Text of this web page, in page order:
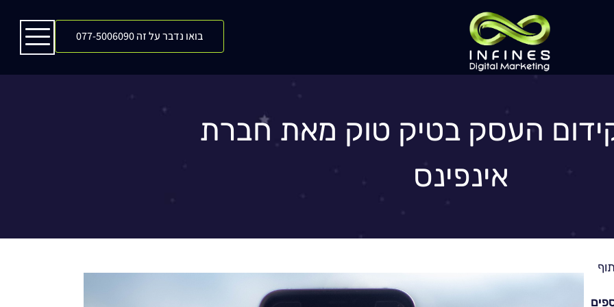
בואו נדבר על זה 077-5006090
העסק בטיק טוק מאת חברת
אינפינס